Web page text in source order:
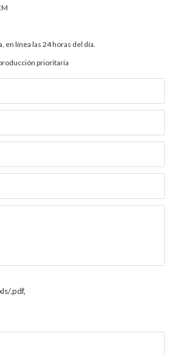
en línea las 24 horas del día.
prioritaria
.pdf,